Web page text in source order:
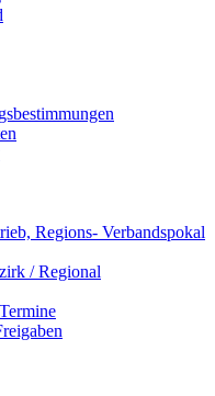
Regions- Verbandspokal
/ Regional